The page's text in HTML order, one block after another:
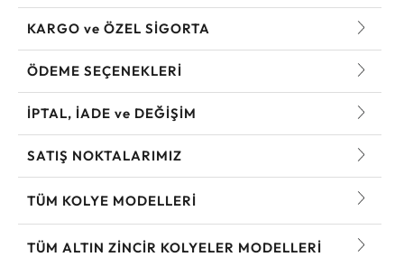
KARGO ve ÖZEL SİGORTA
ÖDEME SEÇENEKLERİ
İPTAL, İADE ve DEĞİŞİM
SATIŞ NOKTALARIMIZ
TÜM KOLYE MODELLERI
TÜM ALTIN ZINCIR KOLYELER MODELLERI